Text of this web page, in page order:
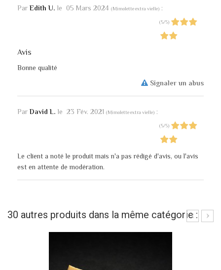
Par Edith U. le 05 Mars 2024 (Mimolette extra vielle) :
(5/5)
Avis
Bonne qualité
Signaler un abus
Par David L. le 23 Fév. 2021 (Mimolette extra vielle) :
(5/5)
Le client a noté le produit mais n'a pas rédigé d'avis, ou l'avis
est en attente de modération.
30 autres produits dans la même catégorie :